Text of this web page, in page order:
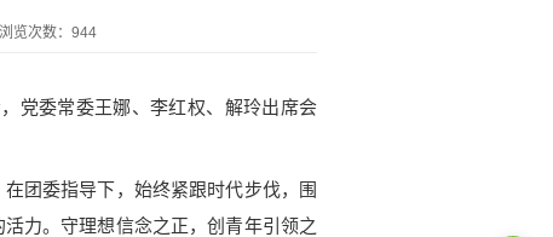
浏览次数： 944
党委常委王娜、李红权、解玲出席会
团委指导下，始终紧跟时代步伐，围
力。守理想信念之正，创青年引领之